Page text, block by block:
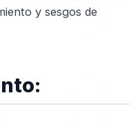
y sesgos de